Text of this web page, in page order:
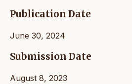
Publication Date
June 30, 2024
Submission Date
August 8, 2023